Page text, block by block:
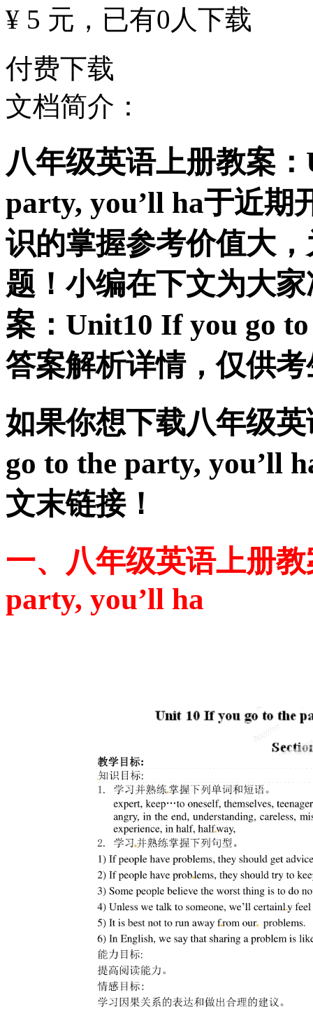
¥ 5 元 ，已有0 人下载
付费下载
文档简介：
八年级英语上册教案
party, you’ll ha于近期
识的掌握参考价值大
题！小编在下文为大
案：Unit10 If you go
答案解析详情，仅供
如果你想下载八年级
go to the party, you’ll
文末链接！
一、八年级英语上册
party, you’ll ha